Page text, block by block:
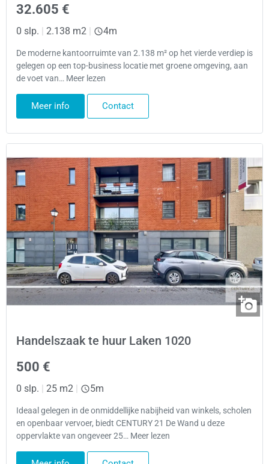
32.605 €
0 slp. | 2.138 m2 | 4m
De moderne kantoorruimte van 2.138 m² op het vierde verdiep is
gelegen op een top-business locatie met groene omgeving, aan
de voet van… Meer lezen
Meer info Contact
Handelszaak te huur Laken 1020
500 €
0 slp. | 25 m2 | 5m
Ideaal gelegen in de onmiddellijke nabijheid van winkels, scholen
en openbaar vervoer, biedt CENTURY 21 De Wand u deze
oppervlakte van ongeveer 25… Meer lezen